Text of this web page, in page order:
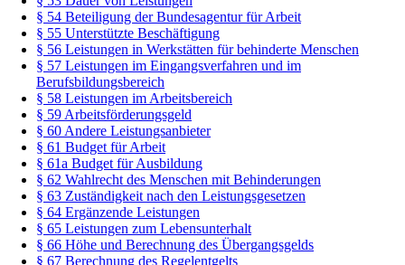
§ 54 Beteiligung der Bundesagentur für Arbeit
§ 55 Unterstützte Beschäftigung
§ 56 Leistungen in Werkstätten für behinderte Menschen
§ 57 Leistungen im Eingangsverfahren und im
Berufsbildungsbereich
§ 58 Leistungen im Arbeitsbereich
§ 59 Arbeitsförderungsgeld
§ 60 Andere Leistungsanbieter
§ 61 Budget für Arbeit
§ 61a Budget für Ausbildung
§ 62 Wahlrecht des Menschen mit Behinderungen
§ 63 Zuständigkeit nach den Leistungsgesetzen
§ 64 Ergänzende Leistungen
§ 65 Leistungen zum Lebensunterhalt
§ 66 Höhe und Berechnung des Übergangsgelds
§ 67 Berechnung des Regelentgelts